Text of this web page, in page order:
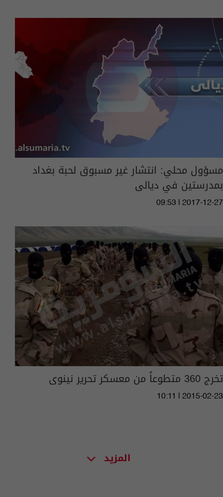
مسؤول محلي: انتشار غير مسبوق لحبة بغداد
بمدرستين في ديالى
09:53 | 2017-12-27
تخرج 360 متطوعاً من معسكر تحرير نينوى
10:11 | 2015-02-23
المزيد